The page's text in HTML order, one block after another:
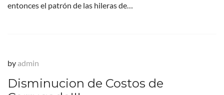
entonces el patrón de las hileras de…
by admin
Disminucion de Costos de